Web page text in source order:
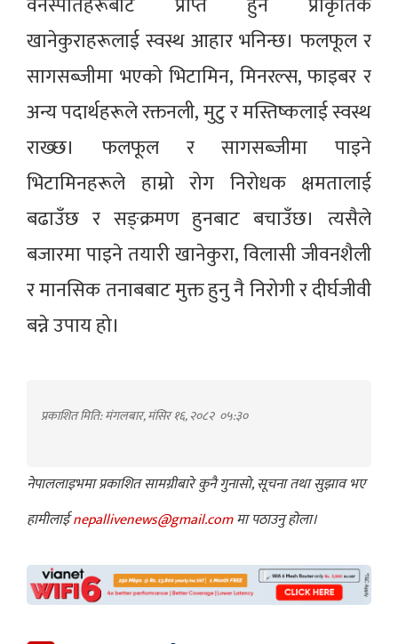
खानेकुराहरूलाई स्वस्थ आहार भनिन्छ। फलफूल र
सागसब्जीमा भएको भिटामिन, मिनरल्स, फाइबर र
अन्य पदार्थहरूले रक्तनली, मुटु र मस्तिष्कलाई स्वस्थ
राख्छ। फलफूल र सागसब्जीमा पाइने
भिटामिनहरूले हाम्रो रोग निरोधक क्षमतालाई
बढाउँछ र सङ्क्रमण हुनबाट बचाउँछ। त्यसैले
बजारमा पाइने तयारी खानेकुरा, विलासी जीवनशैली
र मानसिक तनाबबाट मुक्त हुनु नै निरोगी र दीर्घजीवी
बन्ने उपाय हो।
प्रकाशित मिति: मंगलबार, मंसिर १६, २०८२ ०५:३०
नेपाललाइभमा प्रकाशित सामग्रीबारे कुनै गुनासो, सूचना तथा सुझाव भए
हामीलाईnepallivenews@gmail.comमा पठाउनु होला।